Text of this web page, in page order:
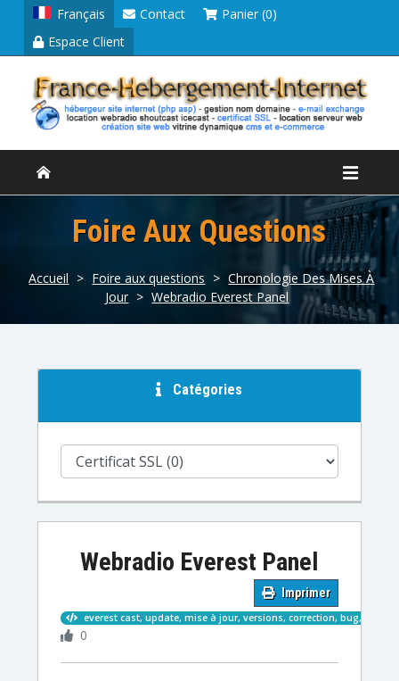
Français Contact
Panier (0)
Espace Client
Foire Aux Questions
Accueil > Foire aux questions > Chronologie Des Mises À
Jour > Webradio Everest Panel
Catégories
Webradio Everest Panel
Imprimer
everest cast, update, mise à jour, versions, correction, bug,
0